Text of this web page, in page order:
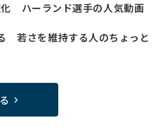
ハーランド選手の人気動画
若さを維持する人のちょっと